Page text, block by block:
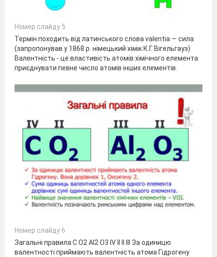
Номер слайду 5
Термін походить від латинського слова valentia — сила
(запропонував у 1868 р. німецький хімік К.Г. Вігельгауз)
Валентність - це властивість атомів хімічного елемента
приєднувати певне число атомів інших елементів.
Номер слайду 6
Загальні правила С О2 Al2 О3 IV II II III За одиницю
валентності приймають валентність атома Гідрогену.